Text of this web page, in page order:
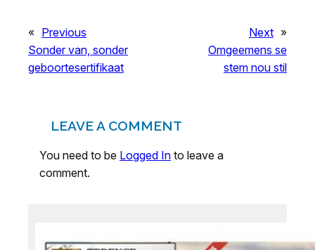
« Previous
Sonder van, sonder
geboortesertifikaat
Next »
Omgeemens se
stem nou stil
LEAVE A COMMENT
You need to be Logged In to leave a
comment.